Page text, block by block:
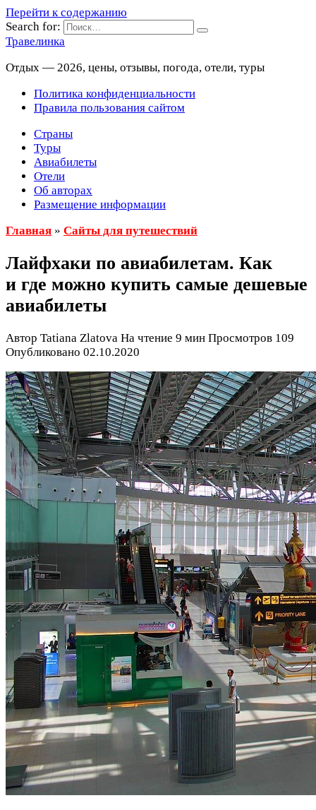
Перейти к содержанию
Search for:
Травелинка
Отдых — 2026, цены, отзывы, погода, отели, туры
Политика конфиденциальности
Правила пользования сайтом
Страны
Туры
Авиабилеты
Отели
Об авторах
Размещение информации
Главная » Сайты для путешествий
Лайфхаки по авиабилетам. Как
и где можно купить самые дешевые
авиабилеты
Автор Tatiana Zlatova На чтение 9 мин Просмотров 109
Опубликовано 02.10.2020